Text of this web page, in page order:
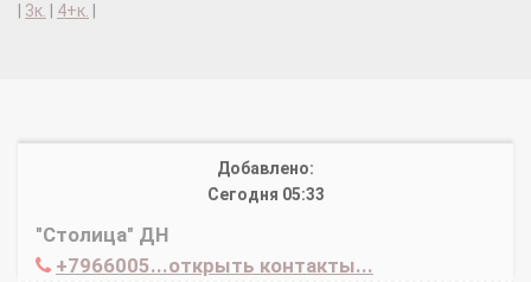
3к. 4+к.
Добавлено:
Сегодня 05:33
"Столица" ДН
+7966005...открыть контакты...